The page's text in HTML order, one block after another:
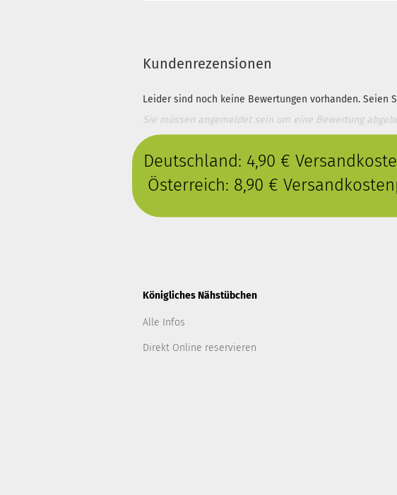
Kundenrezensionen
Leider sind noch keine Bewertungen vorhanden. Seien
Sie müssen angemeldet sein um eine Bewertung
Deutschland: 4,90 €
Österreich: 8,90 €
Königliches Nähstübchen
Alle Infos
Direkt Online reservieren